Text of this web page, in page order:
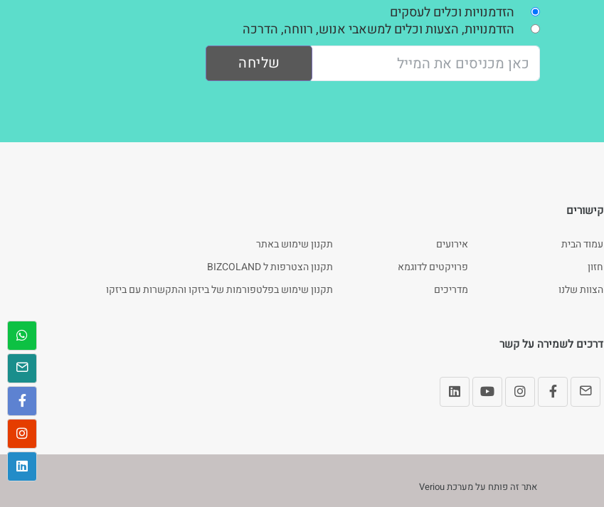
הזדמנויות וכלים לעסקים
הזדמנויות, הצעות וכלים למשאבי אנוש, רווחה, הדרכה
שליחה
קישורים
עמוד הבית
חזון
הצוות שלנו
אירועים
פרויקטים לדוגמא
מדריכים
תקנון שימוש באתר
תקנון הצטרפות ל BIZCOLAND
תקנון שימוש בפלטפורמות של ביזקו והתקשרות עם ביזקו
דרכים לשמירה על קשר
אתר זה פותח על מערכתVeriou